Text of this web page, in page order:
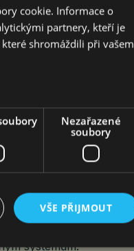
ke zkrácení
nasazení
se přechodu
nasaditelných,
inteligenci vstupuje
a konkurenceschopnost
komponent, ale
systémům.
cookie. Informace o
partnery, kteří je
shromáždili při vašem
Nezařazené
soubory
VŠE PŘIJMOUT